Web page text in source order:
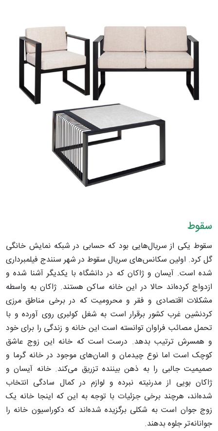
سقوط
سقوط یکی از سریال‌هایی بود که حسابی در شبکه نمایش خانگی
گل کرد. اولین سکانس‌های سریال سقوط در شهر سنندج فیلمبرداری
شده است. آیسان و ژاکان که در دانشگاه با یکدیگر آشنا شده و
ازدواج کرده‌اند حالا در این خانه ساکن هستند. ژاکان به واسطه
مشکلات اقتصادی و فقر و محرومیت که در برخی مناطق مرزی
کردنشین غرب کشور برقرار است به شغل کولبری روی آورده و با
تحمل مصائب فراوان توانسته است این خانه و زندگی را برای خود
و همسرش ترتیب بدهد. درست است که خانه این زوج عاشق
کوچک است اما نوع چیدمان و المان‌های موجود در خانه گرما و
صمیمیت جالبی را به ذهن بیننده تزریق می‌کند. خانه آیسان و
ژاکان بویی از مدرنیته نبرده و لوازم در کمال سادگی انتخاب
شده‌اند، هرچند برخی جزئیات با توجه به این که اینجا خانه یک
زوج جوان است به شکلی برگزیده شده‌اند که دکوراسیون خانه را
جوانانه‌تر جلوه بدهند.